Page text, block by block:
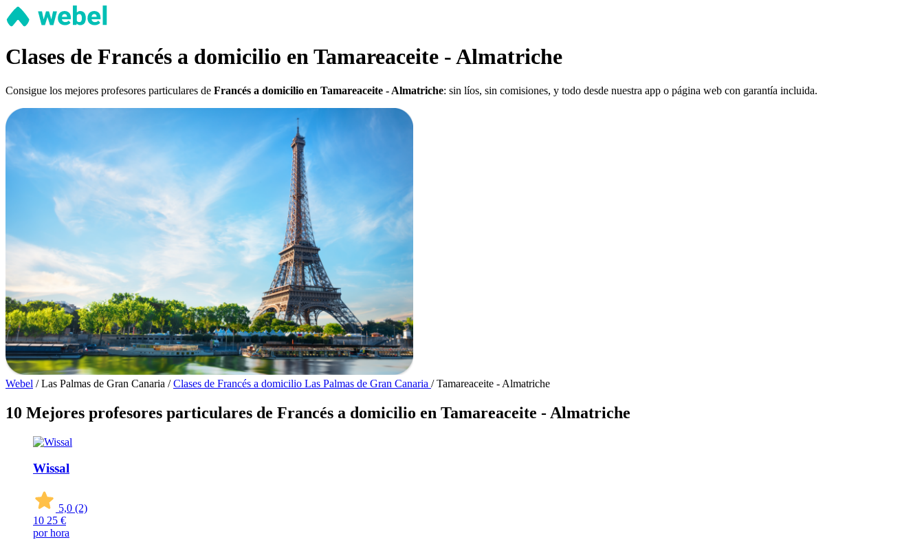
Clases de Francés a domicilio en Tamareaceite - Almatriche
Consigue los mejores profesores particulares de Francés a domicilio en Tamareaceite - Almatriche: sin líos, sin comisiones, y todo desde nuestra app o página web con garantía incluida.
Webel / Las Palmas de Gran Canaria / Clases de Francés a domicilio Las Palmas de Gran Canaria / Tamareaceite - Almatriche
10 Mejores profesores particulares de Francés a domicilio en Tamareaceite - Almatriche
Wissal
5,0 (2)
10 25 €
por hora